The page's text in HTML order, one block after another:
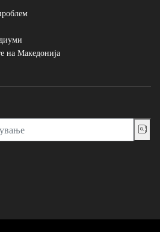
на Македонија